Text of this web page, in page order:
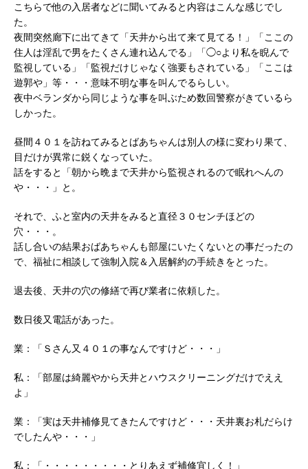
こちらで他の入居者などに聞いてみると内容はこんな感じでし
た。
夜間突然廊下に出てきて「天井から出て来て見てる！」「ここの
住人は淫乱で男をたくさん連れ込んでる」「◯○より私を睨んで
監視している」「監視だけじゃなく強要もされている」「ここは
遊郭や」等・・・意味不明な事を叫んでるらしい。
夜中ベランダから同じような事を叫ぶため数回警察がきているら
しかった。
昼間４０１を訪ねてみるとばあちゃんは別人の様に変わり果て、
目だけが異常に鋭くなっていた。
話をすると「朝から晩まで天井から監視されるので眠れへんの
や・・・」と。
それで、ふと室内の天井をみると直径３０センチほどの
穴・・・。
話し合いの結果おばあちゃんも部屋にいたくないとの事だったの
で、福祉に相談して強制入院＆入居解約の手続きをとった。
退去後、天井の穴の修繕で再び業者に依頼した。
数日後又電話があった。
業：「Ｓさん又４０１の事なんですけど・・・」
私：「部屋は綺麗やから天井とハウスクリーニングだけでええ
よ」
業：「実は天井補修見てきたんですけど・・・天井裏お札だらけ
でしたんや・・・」
私：「・・・・・・・・・とりあえず補修宜しく！」